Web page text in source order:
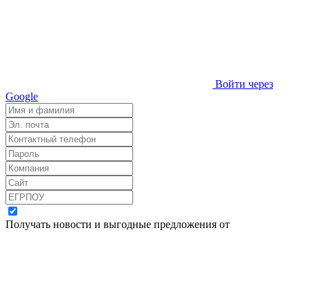
Войти через
Google
Получать новости и выгодные предложения от